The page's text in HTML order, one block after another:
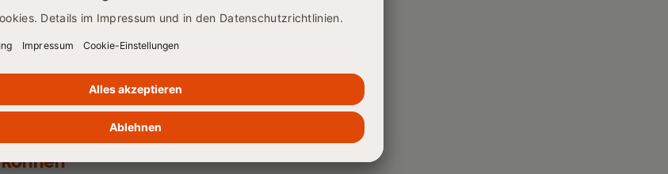
SRH Alumni-Impulse
Webinar: "Mit Haltung
von Mark Aurel über
Konflikte, Krisen und
Verhandlungen lernen
können"